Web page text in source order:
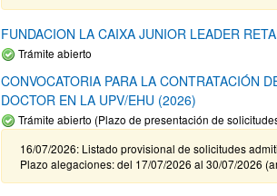
FUNDACION LA CAIXA JUNIOR LEADER
Trámite abierto
CONVOCATORIA PARA LA CONTRATACIÓN
DOCTOR EN LA UPV/EHU (2026)
Trámite abierto (Plazo de presentación de
16/07/2026: Listado provisional de solicitudes
Plazo alegaciones: del 17/07/2026 al 30/07/2026